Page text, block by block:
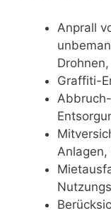
Anprall
Graffiti-
Anlagen,